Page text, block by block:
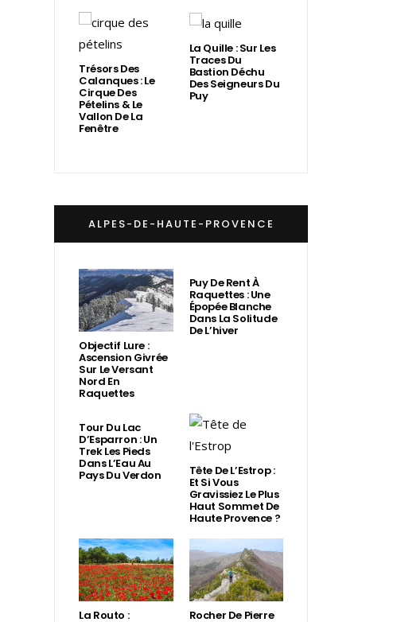
Trésors Des
Calanques : Le
Cirque Des
Pételins & Le
Vallon De La
Fenêtre
La Quille : Sur Les
Traces Du
Bastion Déchu
Des Seigneurs Du
Puy
ALPES-DE-HAUTE-PROVENCE
Objectif Lure :
Ascension Givrée
Sur Le Versant
Nord En
Raquettes
Puy De Rent À
Raquettes : Une
Épopée Blanche
Dans La Solitude
De L’hiver
Tour Du Lac
D’Esparron : Un
Trek Les Pieds
Dans L’Eau Au
Pays Du Verdon Tête De L’Estrop :
Et Si Vous
Gravissiez Le Plus
Haut Sommet De
Haute Provence ?
La Routo : Rocher De Pierre